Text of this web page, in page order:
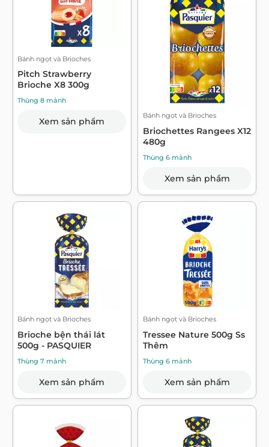
Bánh ngọt và Brioches
Pitch Strawberry
Brioche X8 300g
Thùng 8 mảnh
Xem sản phẩm
Bánh ngọt và Brioches
Briochettes Rangees X12
480g
Thùng 6 mảnh
Xem sản phẩm
Bánh ngọt và Brioches
Brioche bện thái lát
500g - PASQUIER
Thùng 7 mảnh
Xem sản phẩm
Bánh ngọt và Brioches
Tressee Nature 500g Ss
Thêm
Thùng 6 mảnh
Xem sản phẩm